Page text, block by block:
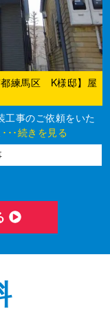
都練馬区 K様邸】屋
工事のご依頼をいた
･･･続きを見る